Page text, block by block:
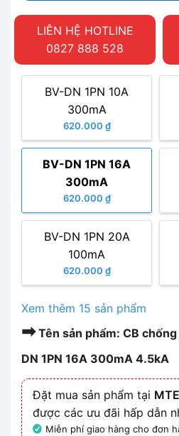
LIÊN HỆ HOTLINE
0827 888 528
BV-DN 1PN 10A
300mA
620.000 ₫
BV-DN 1PN 16A
300mA
620.000 ₫
BV-DN 1PN 20A
100mA
620.000 ₫
Xem thêm 15 sản phẩm
➡Tên sản phẩm: CB
DN 1PN 16A 300mA 4.5kA
Đặt mua sản phẩm tại
được các ưu đãi hấp dẫn
Miễn phí giao hàng cho đơn